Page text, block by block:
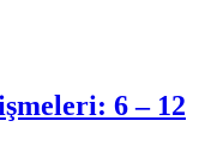
6 – 12